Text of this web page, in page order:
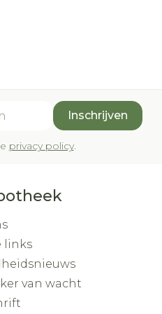
Inschrijven
privacy policy.
links
van wacht